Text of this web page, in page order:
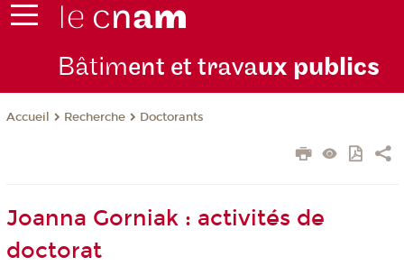
Bâtiment et travaux publics
Accueil Recherche Doctorants
Joanna Gorniak : activités de
doctorat